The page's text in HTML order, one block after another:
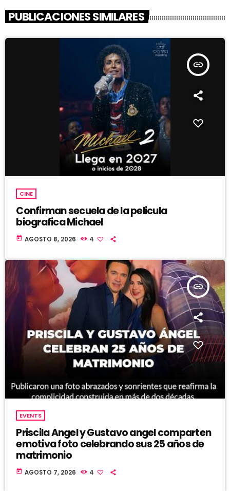
PUBLICACIONES SIMILARES
insert_link
CINE
Confirman secuela de la pelicula
biografica Michael
today AGOSTO 8, 2026 4
insert_link
EVENTS
Priscila Angel y Gustavo angel comparten
emotiva foto celebrando sus 25 años de
matrimonio
today AGOSTO 7, 2026 4